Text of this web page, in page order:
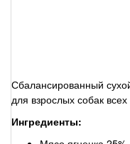
Сбалансированный
для взрослых собак
Ингредиенты: